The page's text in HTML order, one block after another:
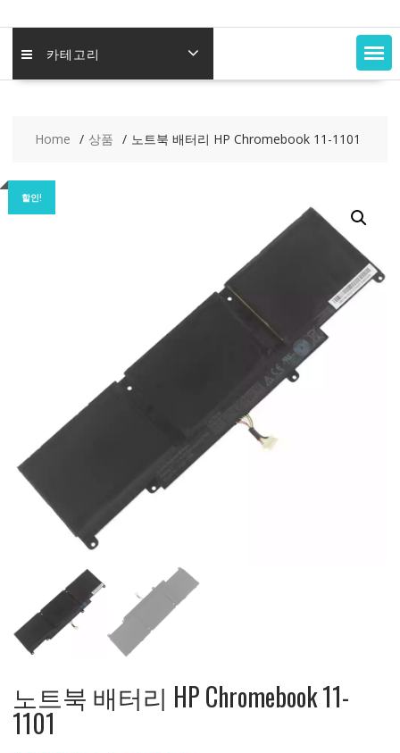
카테고리
Home 상품 노트북 배터리 HP Chromebook 11-1101
할인!
노트북 배터리 HP Chromebook 11-
1101